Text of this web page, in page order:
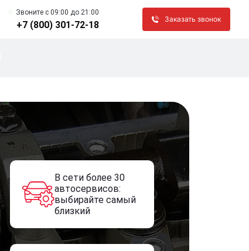
Звоните c 09:00 до 21:00
+7 (800) 301-72-18
Заказать звонок
В сети более 30
автосервисов:
выбирайте самый
близкий